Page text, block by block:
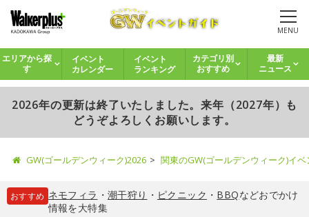
MENU
エリアから探
す
イベント
カレンダー
イベント
ランキング
カテゴリ別
おすすめ
最新
ニュース
2026年の更新は終了いたしました。来年（2027年）も
どうぞよろしくお願いします。
GW(ゴールデンウィーク)2026 関東のGW(ゴールデンウィーク)イ
おすすめ ネモフィラ ・ 潮干狩り ・ ピクニック ・ BBQなどおでかけ
情報を大特集